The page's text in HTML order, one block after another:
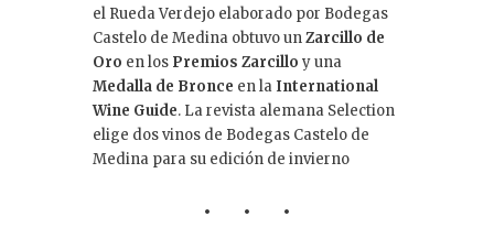
el Rueda Verdejo elaborado por Bodegas
Castelo de Medina obtuvo unZarcillo de
Oro en los Premios Zarcillo y una
Medalla de Bronce en la International
Wine Guide. La revista alemana Selection
elige dos vinos de Bodegas Castelo de
Medina para su edición de invierno